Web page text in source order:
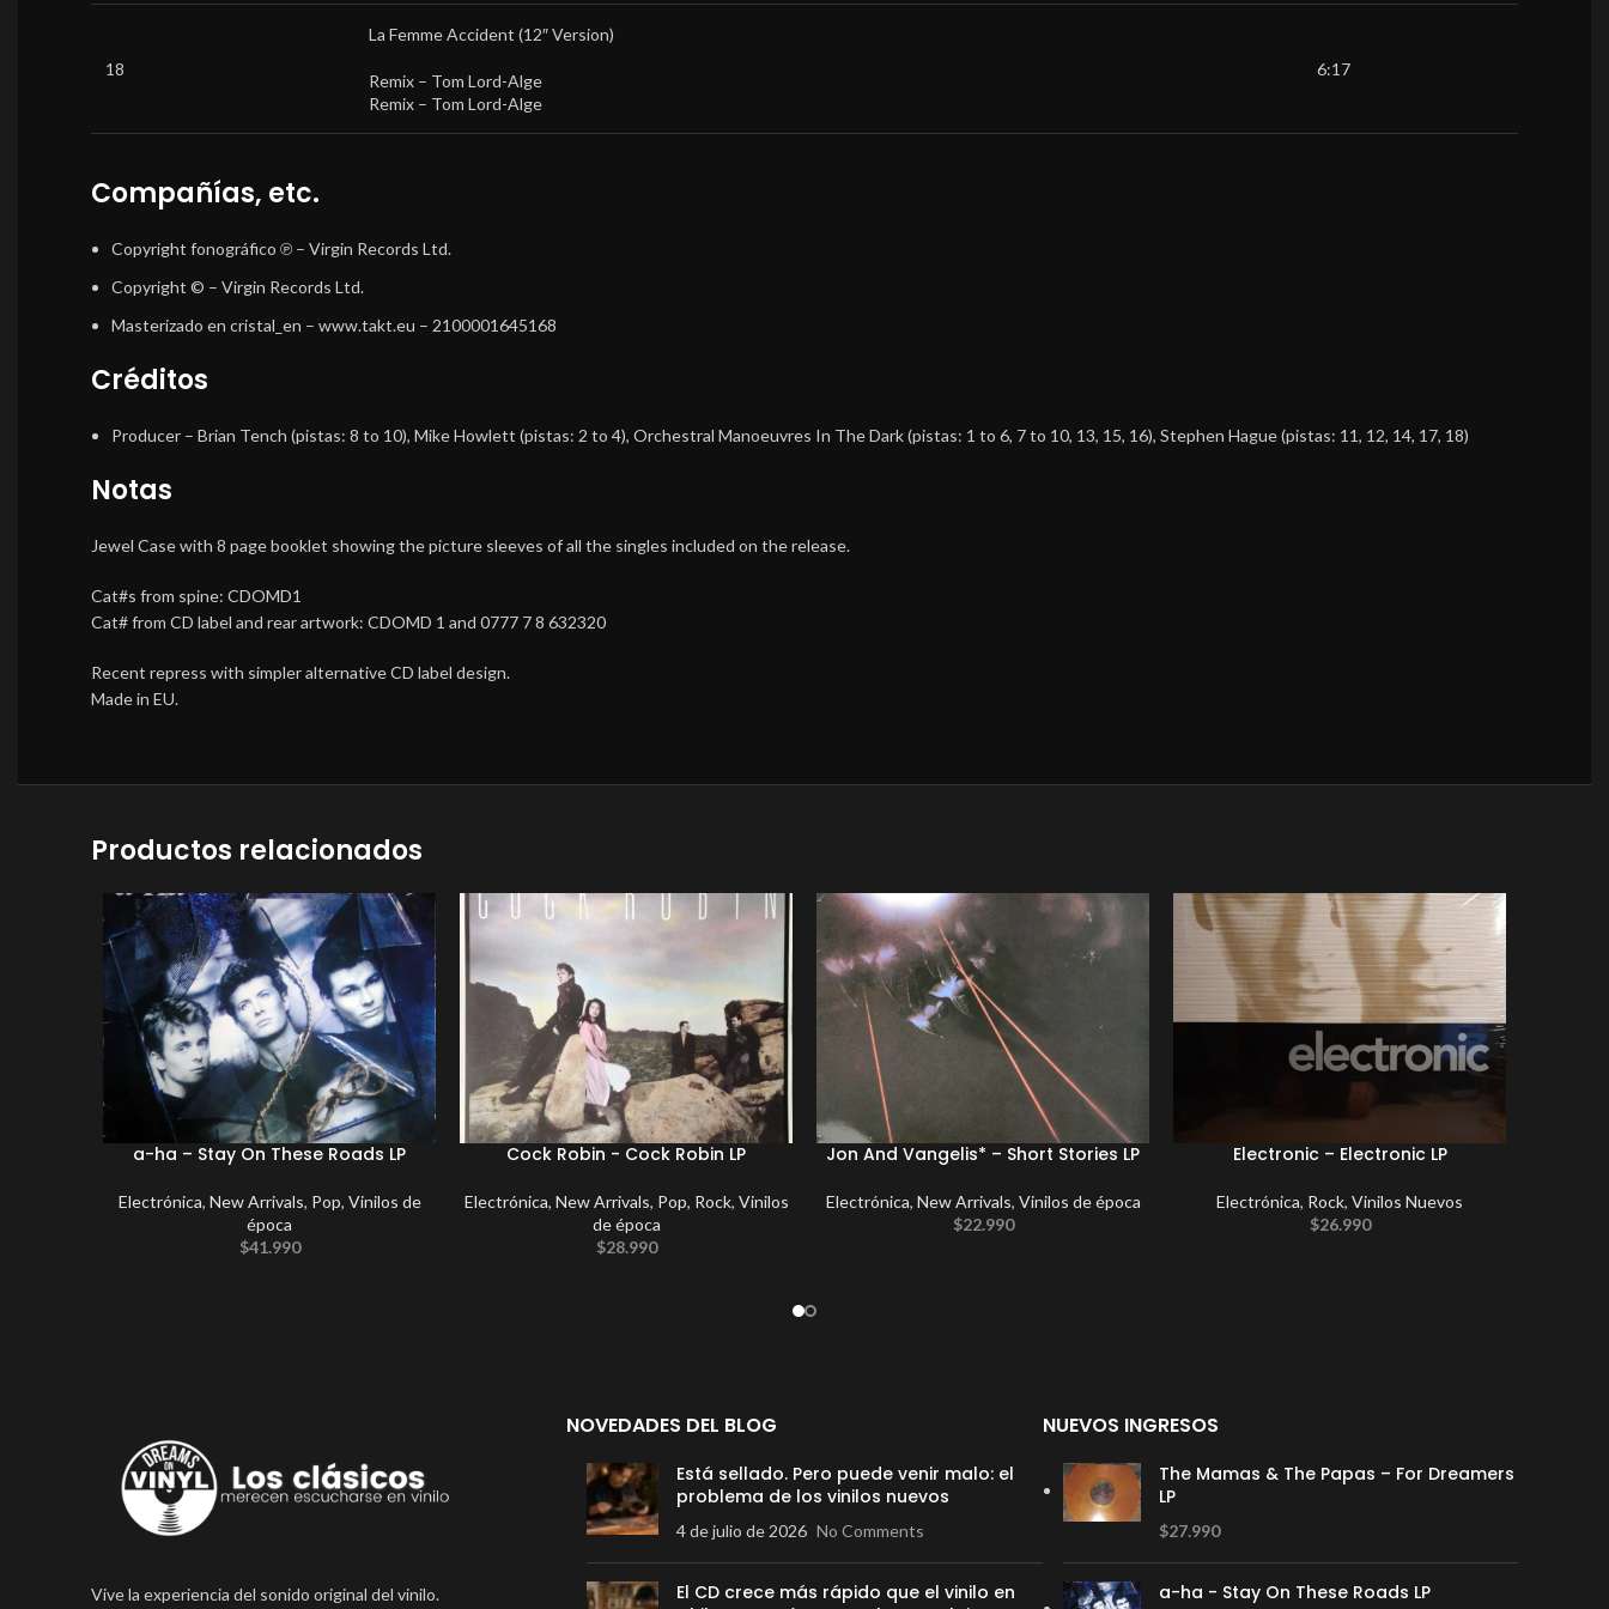
18
La Femme Accident (12″ Version)
Remix – Tom Lord-Alge
Remix – Tom Lord-Alge
6:17
Compañías, etc.
Copyright fonográfico ℗ – Virgin Records Ltd.
Copyright © – Virgin Records Ltd.
Masterizado en cristal_en – www.takt.eu – 2100001645168
Créditos
Producer – Brian Tench (pistas: 8 to 10), Mike Howlett (pistas: 2 to 4), Orchestral Manoeuvres In The Dark(pistas: 1 to 6, 7 to 10, 13, 15, 16), Stephen Hague(pistas: 11, 12, 14, 17, 18)
Notas
Jewel Case with 8 page booklet showing the picture sleeves of all the singles included on the release.
Cat#s from spine: CDOMD1
Cat# from CD label and rear artwork: CDOMD 1 and 0777 7 8 632320
Recent repress with simpler alternative CD label design.
Made in EU.
Productos relacionados
a-ha – Stay On These Roads LP
Electrónica, New Arrivals, Pop, Vinilos de
época
$41.990
Cock Robin ‎- Cock Robin LP
Electrónica, New Arrivals, Pop, Rock, Vinilos
de época
$28.990
Jon And Vangelis* – Short Stories LP
Electrónica, New Arrivals, Vinilos de época
$22.990
Electronic – Electronic LP
Electrónica, Rock, Vinilos Nuevos
$26.990
Vive la experiencia del sonido original del vinilo.
NOVEDADES DEL BLOG
Está sellado. Pero puede venir malo: el
problema de los vinilos nuevos
4 de julio de 2026 No Comments
El CD crece más rápido que el vinilo en
NUEVOS INGRESOS
The Mamas & The Papas – For Dreamers
LP
$27.990
a-ha - Stay On These Roads LP